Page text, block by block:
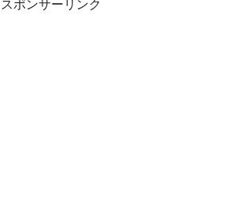
スポンサーリンク